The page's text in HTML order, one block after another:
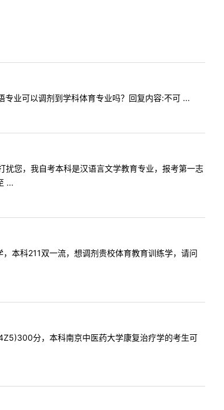
业可以调剂到学科体育专业吗？回复内容:不可 ...
您，我自考本科是汉语言文学教育专业，报考第一志
...
本科211双一流，想调剂贵校体育教育训练学，请问
分，本科南京中医药大学康复治疗学的考生可